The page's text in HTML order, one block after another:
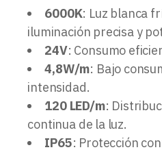
6000K: Luz blanca
iluminación precisa y
24V: Consumo
4,8W/m: Bajo
intensidad.
120 LED/m:
continua de la luz.
IP65: Protección